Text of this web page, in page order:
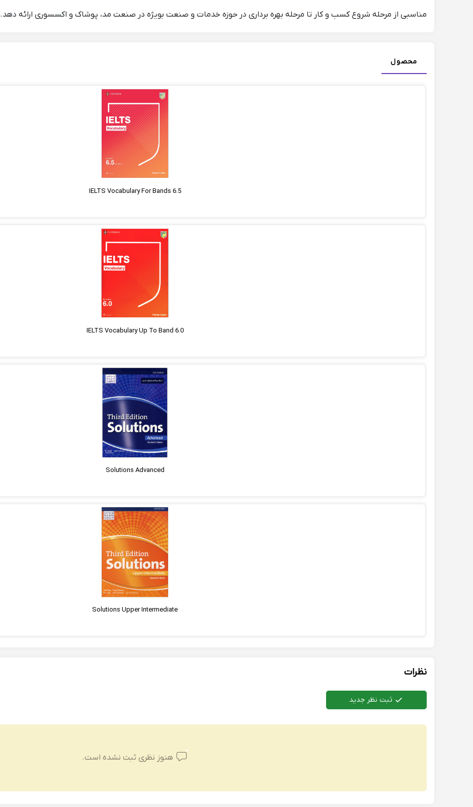
مناسبی از مرحله شروع کسب و کار تا مرحله بهره برداری در حوزه خدمات و صنعت بویژه در صنعت مد، پوشاک و اکسسوری ارائه دهد.
محصول
IELTS Vocabulary For Bands 6.5
IELTS Vocabulary Up To Band 6.0
Solutions Advanced
Solutions Upper Intermediate
نظرات
ثبت نظر جدید
هنوز نظری ثبت نشده است.